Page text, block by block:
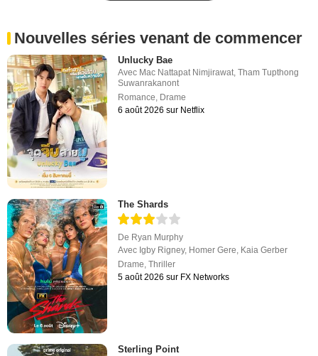
Nouvelles séries venant de commencer
Unlucky Bae
Avec Mac Nattapat Nimjirawat,Tham Tupthong
Suwanrakanont
Romance, Drame
6 août 2026 sur Netflix
The Shards
De Ryan Murphy
Avec Igby Rigney, Homer Gere, Kaia Gerber
Drame,Thriller
5 août 2026 sur FX Networks
Sterling Point